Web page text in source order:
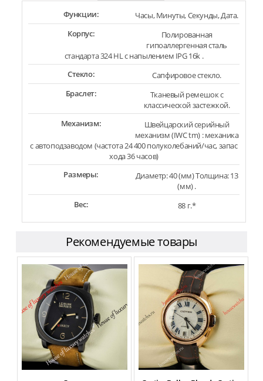
Функции:
Часы, Минуты, Секунды, Дата.
Корпус:
Полированная
гипоаллергенная сталь
стандарта 324 HL с напылением IPG 16k .
Стекло:
Сапфировое стекло.
Браслет:
Тканевый ремешок с
классической застежкой.
Механизм:
Швейцарский серийный
механизм (IWC tm) : механика
с автоподзаводом (частота 24 400 полуколебаний/час, запас
хода 36 часов)
Размеры:
Диаметр: 40 (мм) Толщина: 13
(мм) .
Вес:
88 г.*
Рекомендуемые товары